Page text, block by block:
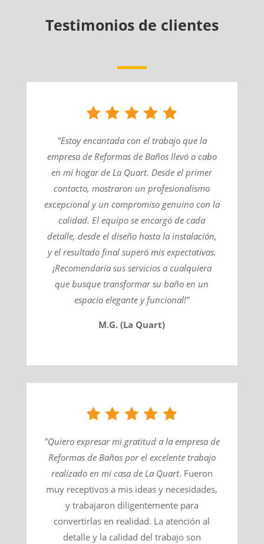
Testimonios de clientes
"Estoy encantada con el trabajo que la
empresa de Reformas de Baños llevó a cabo
en mi hogar de La Quart. Desde el primer
contacto, mostraron un profesionalismo
excepcional y un compromiso genuino con la
calidad. El equipo se encargó de cada
detalle, desde el diseño hasta la instalación,
y el resultado final superó mis expectativas.
¡Recomendaría sus servicios a cualquiera
que busque transformar su baño en un
espacio elegante y funcional!"
M.G. (La Quart)
"Quiero expresar mi gratitud a la empresa de
Reformas de Baños por el excelente trabajo
realizado en mi casa de La Quart​. Fueron
muy receptivos a mis ideas y necesidades,
y trabajaron diligentemente para
convertirlas en realidad. La atención al
detalle y la calidad del trabajo son